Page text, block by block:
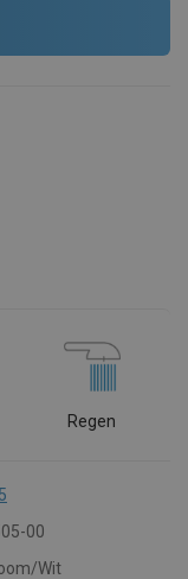
Regen
00
Wit